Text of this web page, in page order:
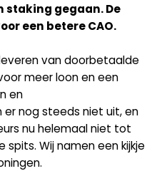
staking gegaan. De
een betere CAO.
van doorbetaalde
meer loon en een
en
nog steeds niet uit, en
nu helemaal niet tot
spits. Wij namen een kijkje